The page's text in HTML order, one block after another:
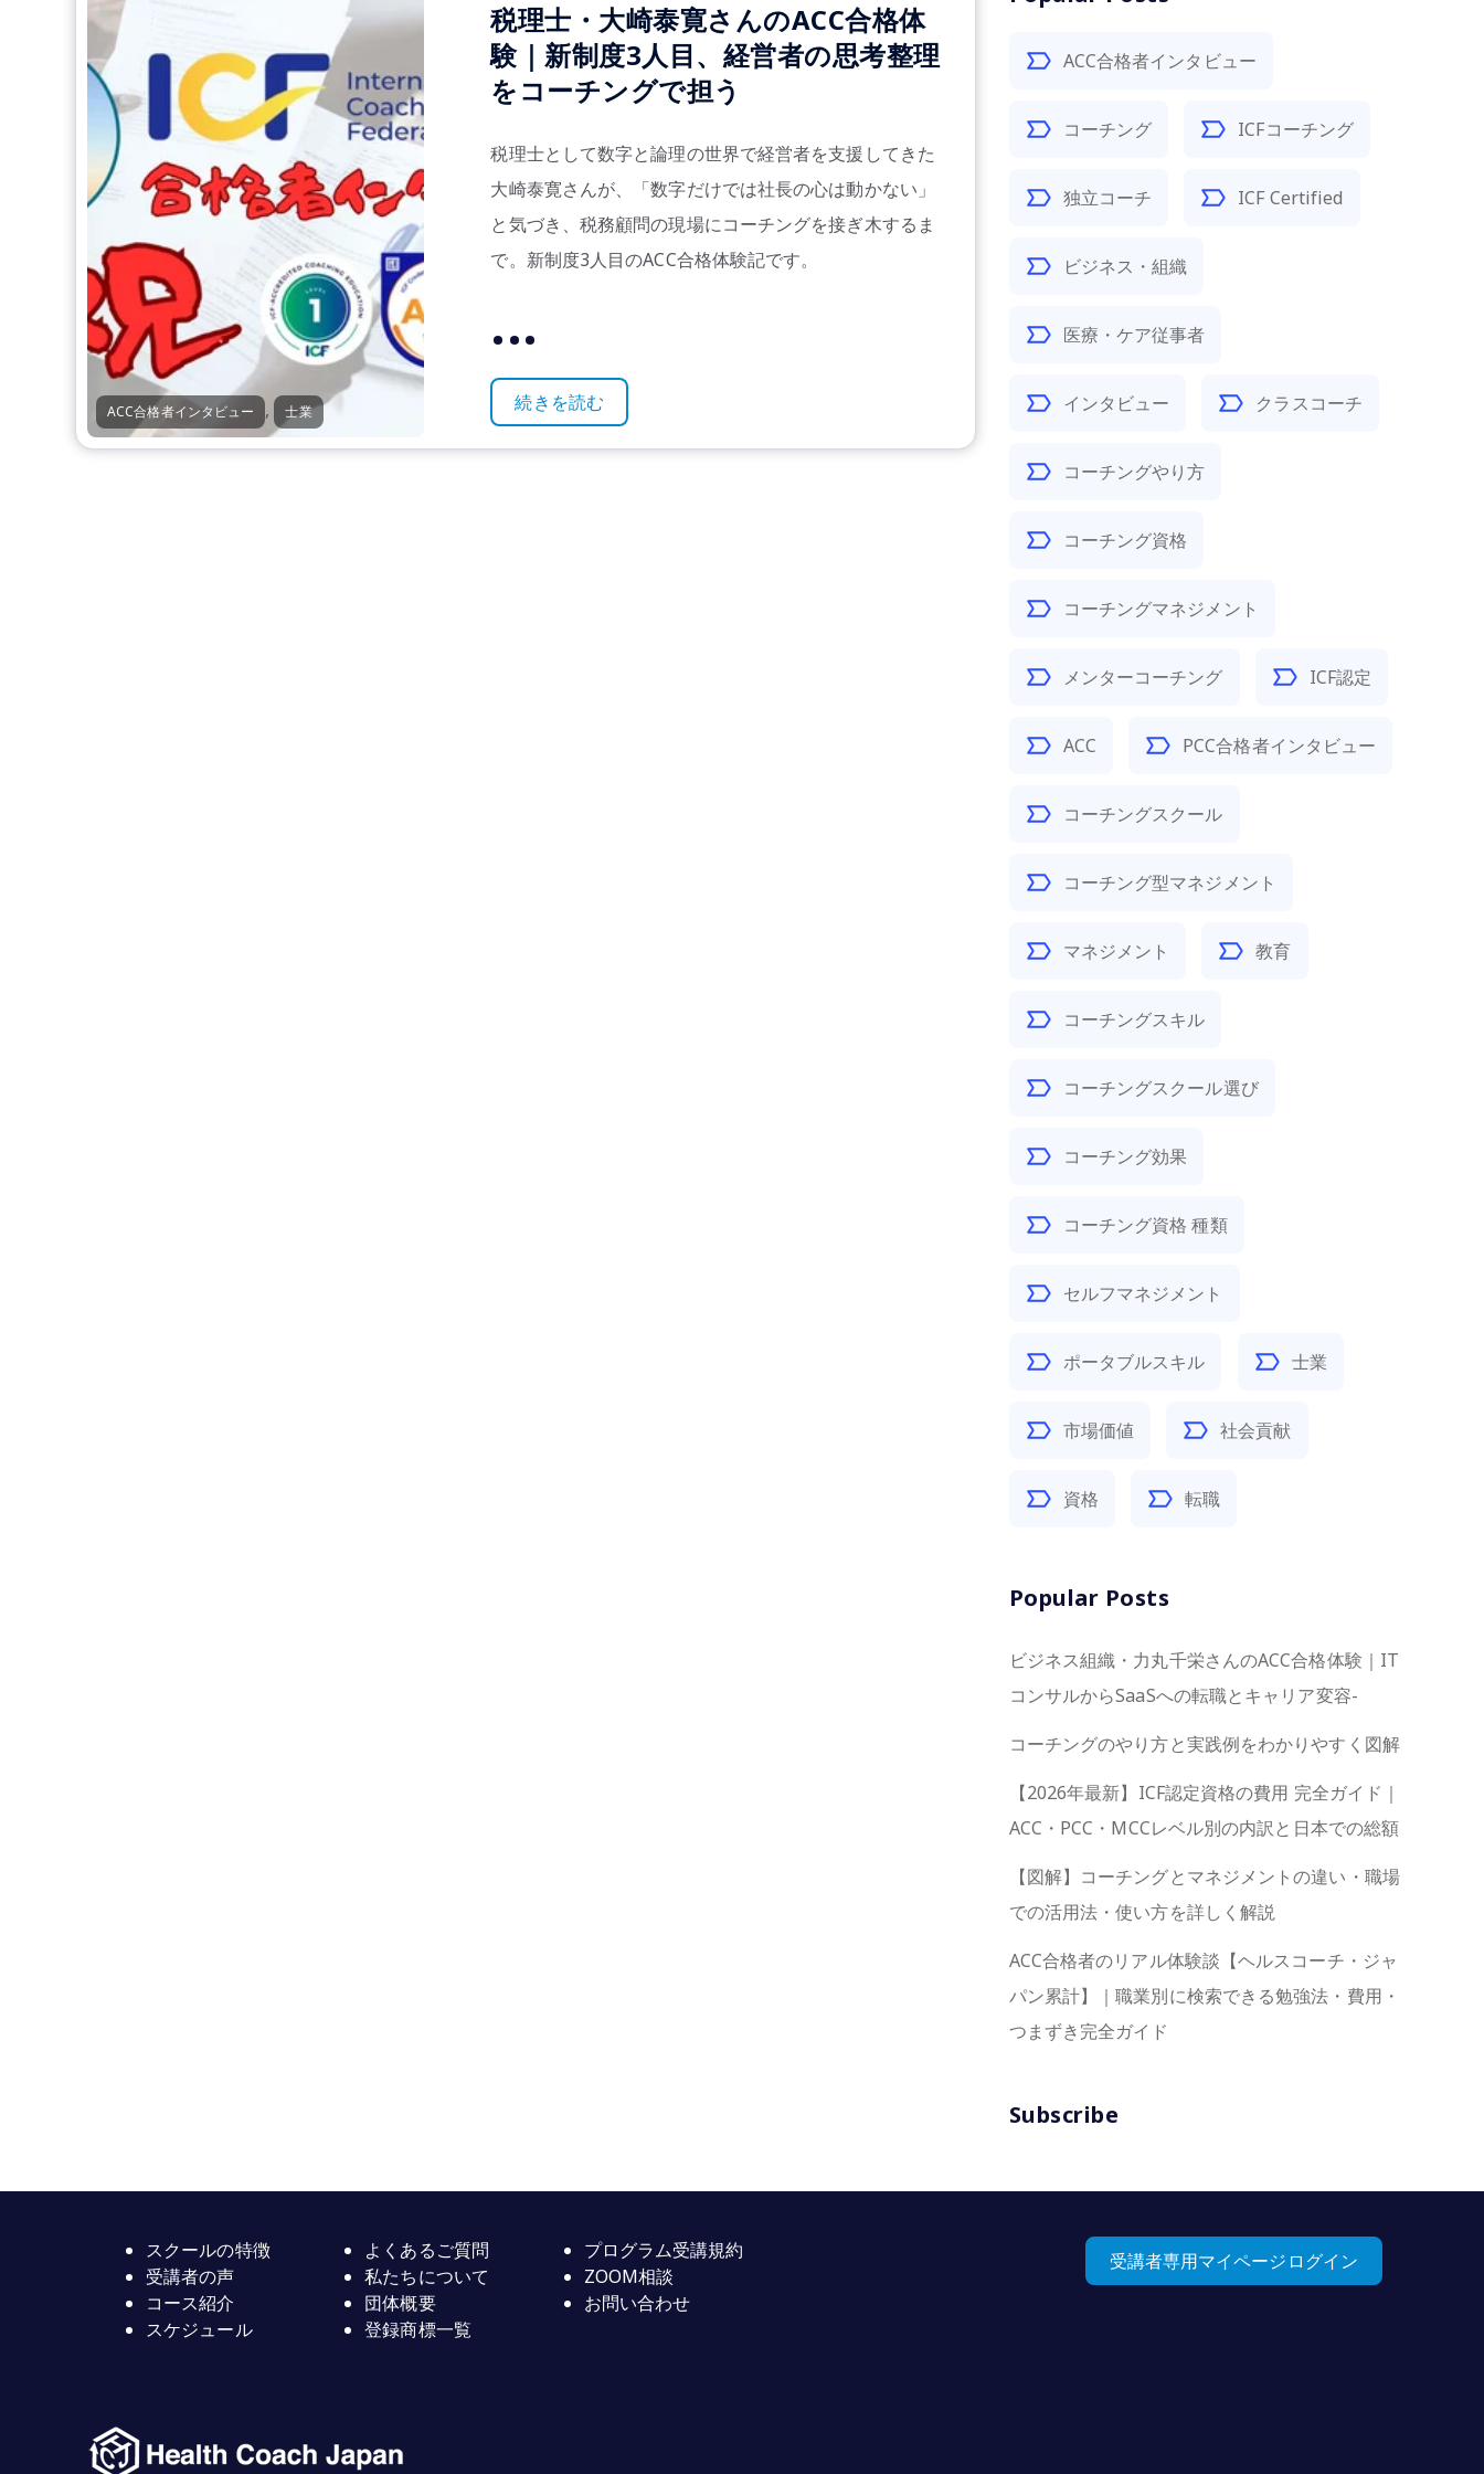
ACC合格者インタビュー
コーチング ICFコーチング
独立コーチ ICF Certified
ビジネス・組織
医療・ケア従事者
インタビュー クラスコーチ
コーチングやり方
コーチング資格
コーチングマネジメント
メンターコーチング ICF認定
ACC PCC合格者インタビュー
コーチングスクール
コーチング型マネジメント
マネジメント 教育
コーチングスキル
コーチングスクール選び
コーチング効果
コーチング資格 種類
セルフマネジメント
ポータブルスキル 士業
市場価値 社会貢献
資格 転職
Popular Posts
ビジネス組織・力丸千栄さんのACC合格体験｜IT
コンサルからSaaSへの転職とキャリア変容-
コーチングのやり方と実践例をわかりやすく図解
【2026年最新】ICF認定資格の費用 完全ガイド｜
ACC・PCC・MCCレベル別の内訳と日本での総額
【図解】コーチングとマネジメントの違い・職場
での活用法・使い方を詳しく解説
ACC合格者のリアル体験談【ヘルスコーチ・ジャ
パン累計】｜職業別に検索できる勉強法・費用・
つまずき完全ガイド
Subscribe
ACC合格者インタビュー , 士業
税理士・大崎泰寛さんのACC合格体
験｜新制度3人目、経営者の思考整理
をコーチングで担う
税理士として数字と論理の世界で経営者を支援してきた
大崎泰寛さんが、「数字だけでは社長の心は動かない」
と気づき、税務顧問の現場にコーチングを接ぎ木するま
で。新制度3人目のACC合格体験記です。
...
続きを読む
スクールの特徴
受講者の声
コース紹介
スケジュール
よくあるご質問
私たちについて
団体概要
登録商標一覧
プログラム受講規約
ZOOM相談
お問い合わせ
受講者専用マイページログイン